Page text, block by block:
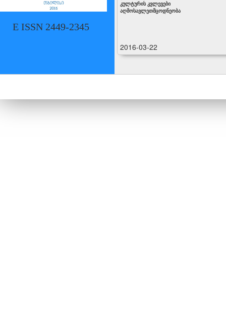
E ISSN 2449-2345
კულტურის კვლევები
აღმოსავლეთმცოდნეობა
2016-03-22